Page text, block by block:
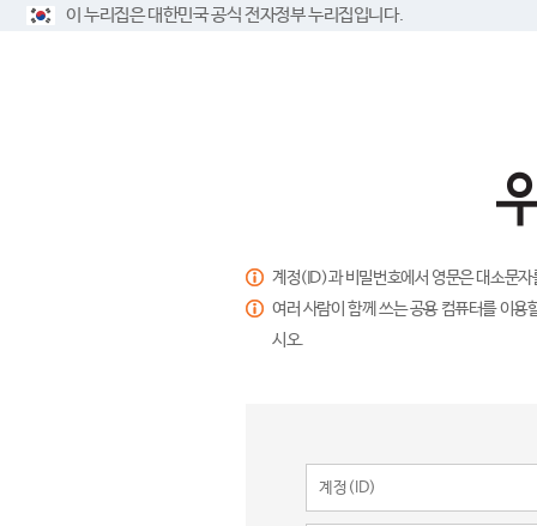
이 누리집은 대한민국 공식 전자정부 누리집입니다.
계정(ID)과 비밀번호에서 영문은 대소문
여러 사람이 함께 쓰는 공용 컴퓨터를 이
시오.